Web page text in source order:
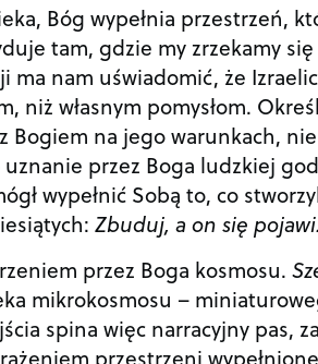
Bóg wypełnia przestrzeń,
tam, gdzie my zrzekamy
ma nam uświadomić, że
niż własnym pomysłom.
Bogiem na jego warunkach,
przez Boga ludzkiej
wypełnić Sobą to, co
Zbuduj, a on się pojawi.
przez Boga kosmosu.
mikrokosmosu –
spina więc narracyjny pas,
przestrzeni